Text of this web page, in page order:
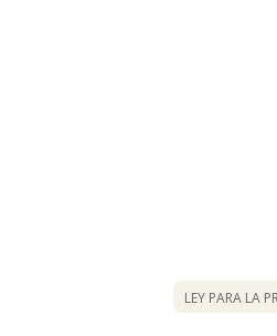
LEY PARA LA